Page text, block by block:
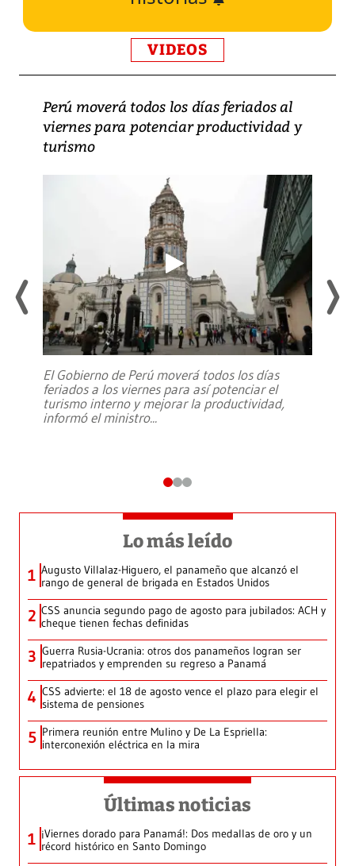
VIDEOS
Perú moverá todos los días feriados al
viernes para potenciar productividad y
turismo
El Gobierno de Perú moverá todos los días
feriados a los viernes para así potenciar el
turismo interno y mejorar la productividad,
informó el ministro...
Lo más leído
1 Augusto Villalaz-Higuero, el panameño que alcanzó el
rango de general de brigada en Estados Unidos
2 CSS anuncia segundo pago de agosto para jubilados: ACH y
cheque tienen fechas definidas
3 Guerra Rusia-Ucrania: otros dos panameños logran ser
repatriados y emprenden su regreso a Panamá
4 CSS advierte: el 18 de agosto vence el plazo para elegir el
sistema de pensiones
5 Primera reunión entre Mulino y De La Espriella:
interconexión eléctrica en la mira
Últimas noticias
1 ¡Viernes dorado para Panamá!: Dos medallas de oro y un
récord histórico en Santo Domingo